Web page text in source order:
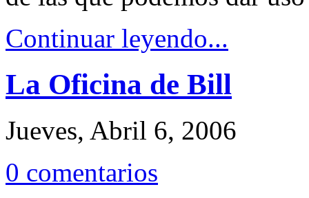
Continuar leyendo...
La Oficina de Bill
Jueves, Abril 6, 2006
0 comentarios